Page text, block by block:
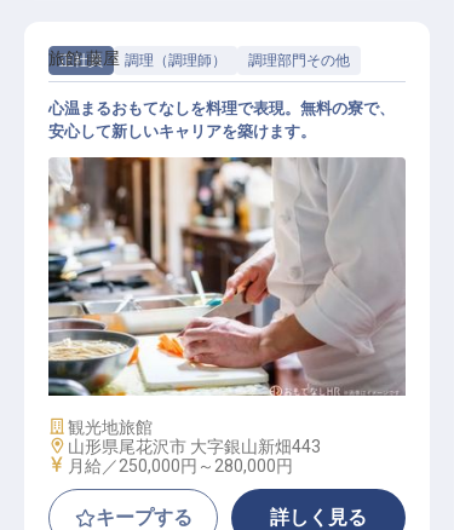
正社員 調理（調理師） 調理部門その他
料理人
旅館 藤屋
心温まるおもてなしを料理で表現。無料の寮で、
安心して新しいキャリアを築けます。
施設業態
観光地旅館
勤務地
山形県尾花沢市 大字銀山新畑443
給与
月給／250,000円～ 280,000円
キープする 詳しく見る